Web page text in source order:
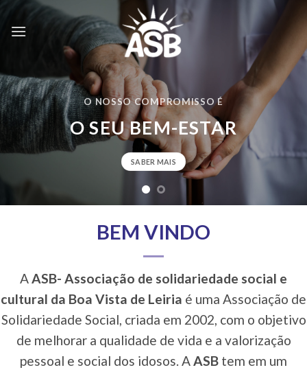
Skip
ESTIMULAMOS O PROCESSO DE
ENVELHECIMENTO ATIVO
BEM VINDO
AASB- Associação de solidariedade social e
cultural da Boa Vista de Leiria é uma Associação de
Solidariedade Social, criada em 2002, com o objetivo
de melhorar a qualidade de vida e a valorização
pessoal e social dos idosos. AASB tem em um